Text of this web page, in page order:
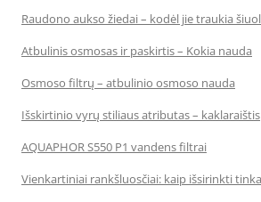
Raudono aukso žiedai – kodėl jie traukia
Atbulinis osmosas ir paskirtis – Kokia nauda
Osmoso filtrų – atbulinio osmoso nauda
Išskirtinio vyrų stiliaus atributas – kaklaraištis
AQUAPHOR S550 P1 vandens filtrai
Vienkartiniai rankšluosčiai: kaip išsirinkti